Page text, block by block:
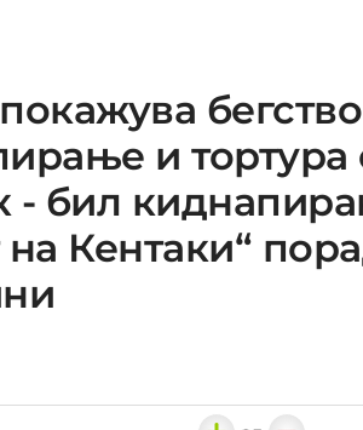
и
- бил
Кентаки“